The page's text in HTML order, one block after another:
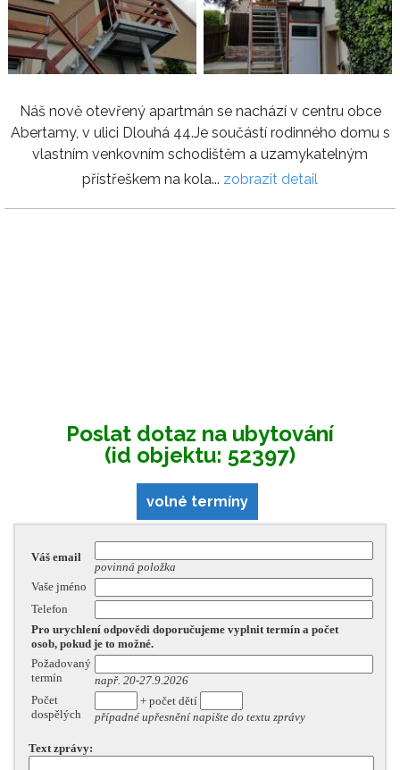
Náš nově otevřený apartmán se nachází v centru obce
Abertamy, v ulici Dlouhá 44.Je součástí rodinného domu s
vlastním venkovním schodištěm a uzamykatelným
přístřeškem na kola... zobrazit detail
Poslat dotaz na ubytování
(id objektu: 52397)
volné termíny